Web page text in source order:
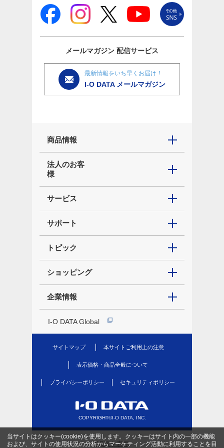
メールマガジン 配信サービス
最新情報をいち早くお届け！
I-O DATA メールマガジン
商品情報
法人のお客
様
サービス
サポート
トピック
ショッピング
企業情報
I-O DATA Global
サイトマップ 本サイトご利用上の注意
表示価格・商品全般について
プライバシーポリシー セキュリティポリシー
COPYRIGHT©I-O DATA, INC.
当サイトはクッキー(cookie)を使用します。クッキーはサイト内の一部の機能
および、サイトの使用状況の分析からマーケティング活動に利用することを目
PC版を表示